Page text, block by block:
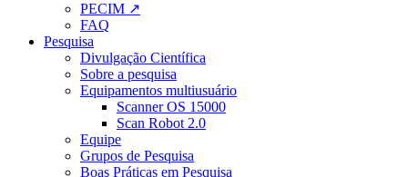
PECIM ↗
FAQ
Pesquisa
Divulgação Científica
Sobre a pesquisa
Equipamentos multiusuário
Scanner OS 15000
Scan Robot 2.0
Equipe
Grupos de Pesquisa
Boas Práticas em Pesquisa